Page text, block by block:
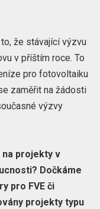
že stávající výzvu
v příštím roce. To
pro fotovoltaiku
zaměřit na žádosti
výzvy
na projekty v
Dočkáme
pro FVE či
projekty typu